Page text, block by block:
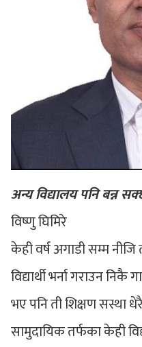
अन्य विद्यालय पनि बन्न
विष्णु घिमिरे
केही वर्ष अगाडी सम्म नीजि
विद्यार्थी भर्ना गराउन
भए पनि ती शिक्षण सस्था
सामुदायिक तर्फका केही